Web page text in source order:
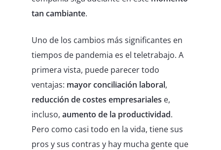
tan cambiante.
Uno de los cambios más significantes en
tiempos de pandemia es el teletrabajo. A
primera vista, puede parecer todo
ventajas: mayor conciliación laboral,
reducción de costes empresariales e,
incluso,aumento de la productividad.
Pero como casi todo en la vida, tiene sus
pros y sus contras y hay mucha gente que